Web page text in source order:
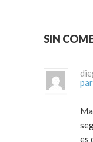
SIN
es